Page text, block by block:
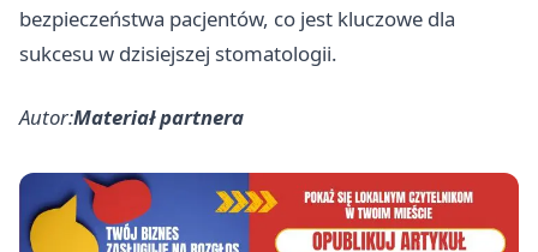
bezpieczeństwa pacjentów, co jest kluczowe dla
sukcesu w dzisiejszej stomatologii.
Autor:Materiał partnera